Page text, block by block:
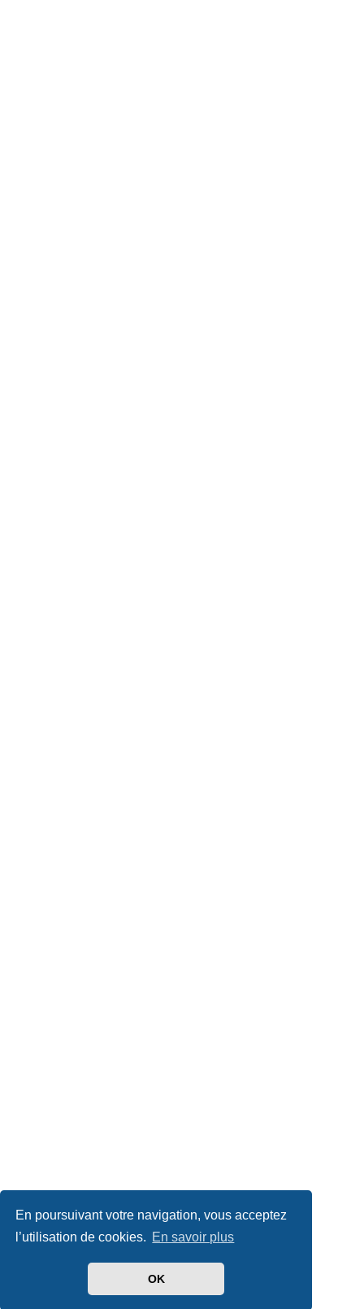
En poursuivant votre navigation, vous acceptez
l’utilisation de cookies. En savoir plus
OK